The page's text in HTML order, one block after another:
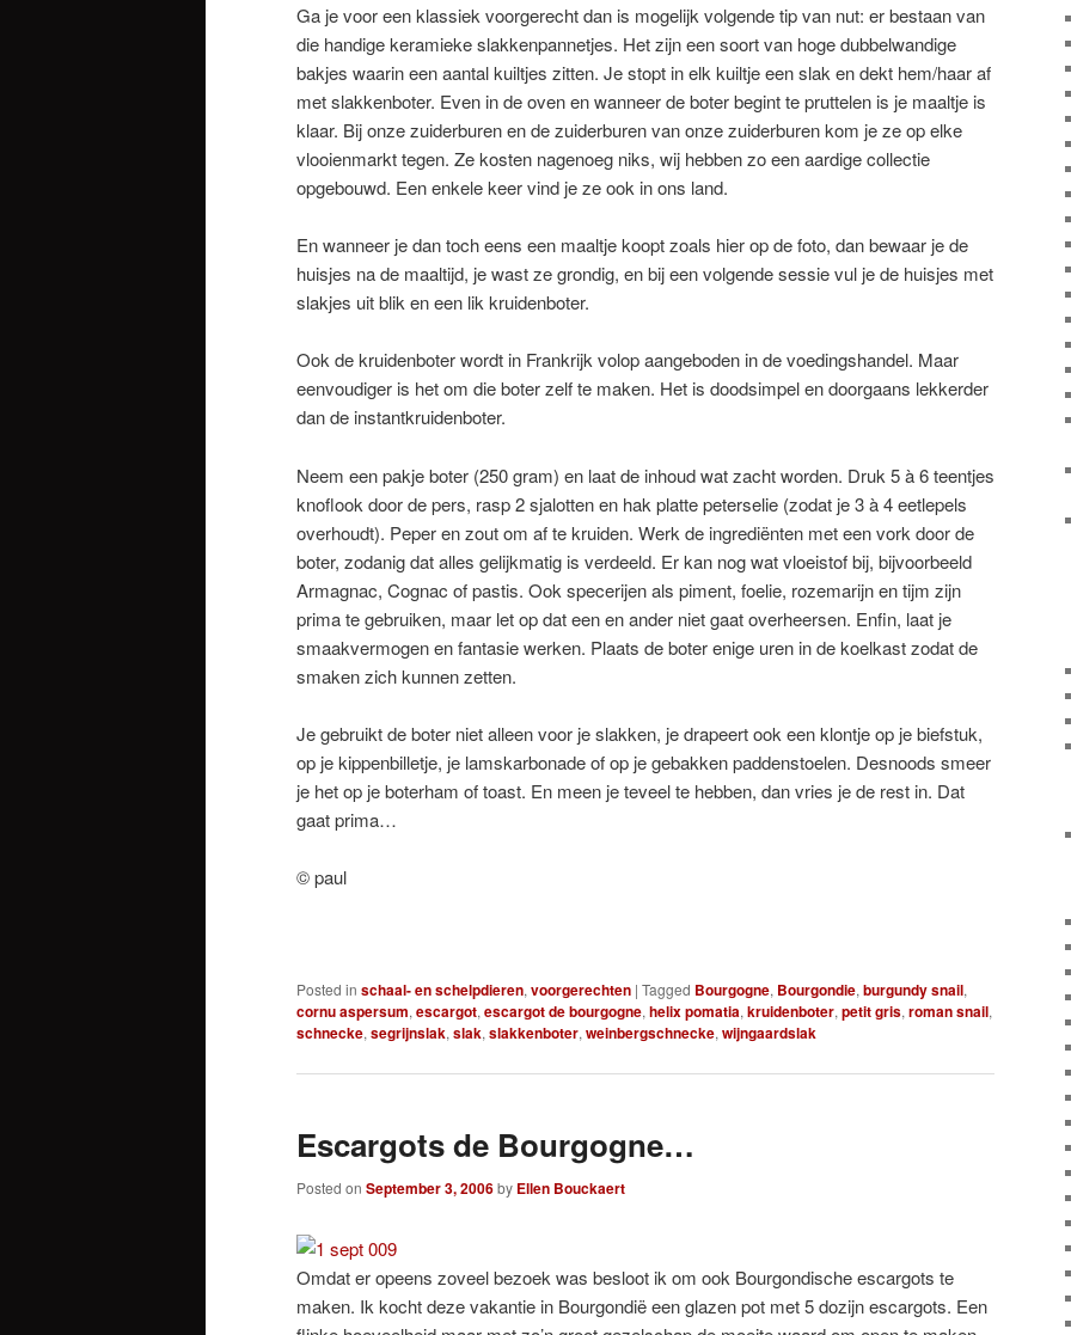
Ga je voor een klassiek voorgerecht dan is mogelijk volgende tip van nut: er bestaan van
die handige keramieke slakkenpannetjes. Het zijn een soort van hoge dubbelwandige
bakjes waarin een aantal kuiltjes zitten. Je stopt in elk kuiltje een slak en dekt hem/haar af
met slakkenboter. Even in de oven en wanneer de boter begint te pruttelen is je maaltje is
klaar. Bij onze zuiderburen en de zuiderburen van onze zuiderburen kom je ze op elke
vlooienmarkt tegen. Ze kosten nagenoeg niks, wij hebben zo een aardige collectie
opgebouwd. Een enkele keer vind je ze ook in ons land.
En wanneer je dan toch eens een maaltje koopt zoals hier op de foto, dan bewaar je de
huisjes na de maaltijd, je wast ze grondig, en bij een volgende sessie vul je de huisjes met
slakjes uit blik en een lik kruidenboter.
Ook de kruidenboter wordt in Frankrijk volop aangeboden in de voedingshandel. Maar
eenvoudiger is het om die boter zelf te maken. Het is doodsimpel en doorgaans lekkerder
dan de instantkruidenboter.
Neem een pakje boter (250 gram) en laat de inhoud wat zacht worden. Druk 5 à 6 teentjes
knoflook door de pers, rasp 2 sjalotten en hak platte peterselie (zodat je 3 à 4 eetlepels
overhoudt). Peper en zout om af te kruiden. Werk de ingrediënten met een vork door de
boter, zodanig dat alles gelijkmatig is verdeeld. Er kan nog wat vloeistof bij, bijvoorbeeld
Armagnac, Cognac of pastis. Ook specerijen als piment, foelie, rozemarijn en tijm zijn
prima te gebruiken, maar let op dat een en ander niet gaat overheersen. Enfin, laat je
smaakvermogen en fantasie werken. Plaats de boter enige uren in de koelkast zodat de
smaken zich kunnen zetten.
Je gebruikt de boter niet alleen voor je slakken, je drapeert ook een klontje op je biefstuk,
op je kippenbilletje, je lamskarbonade of op je gebakken paddenstoelen. Desnoods smeer
je het op je boterham of toast. En meen je teveel te hebben, dan vries je de rest in. Dat
gaat prima…
© paul
Posted in schaal- en schelpdieren, voorgerechten | Tagged Bourgogne, Bourgondie, burgundy snail,
cornu aspersum, escargot, escargot de bourgogne, helix pomatia, kruidenboter, petit gris, roman snail,
schnecke, segrijnslak, slak, slakkenboter, weinbergschnecke, wijngaardslak
Escargots de Bourgogne…
Posted on September 3, 2006by Ellen Bouckaert
Omdat er opeens zoveel bezoek was besloot ik om ook Bourgondische escargots te
maken. Ik kocht deze vakantie in Bourgondië een glazen pot met 5 dozijn escargots. Een